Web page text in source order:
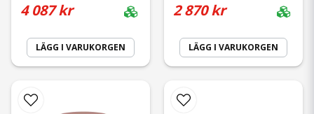
4 087 kr
LÄGG I VARUKORGEN
2 870 kr
LÄGG I VARUKORGEN